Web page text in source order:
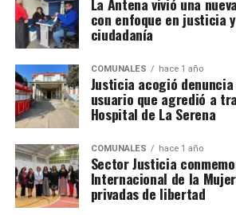
con enfoque en justicia
ciudadanía
COMUNALES hace 1 año
Justicia acogió
usuario que agredió a
Hospital de La Serena
COMUNALES hace 1 año
Sector Justicia
Internacional de la
privadas de libertad